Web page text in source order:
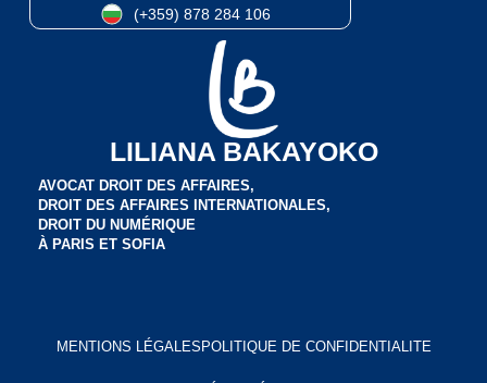
LILIANA BAKAYOKO
AVOCAT DROIT DES AFFAIRES,
DROIT DES AFFAIRES INTERNATIONALES,
DROIT DU NUMÉRIQUE
À PARIS ET SOFIA
(+359) 878 284 106
MENTIONS LÉGALES POLITIQUE DE CONFIDENTIALITE